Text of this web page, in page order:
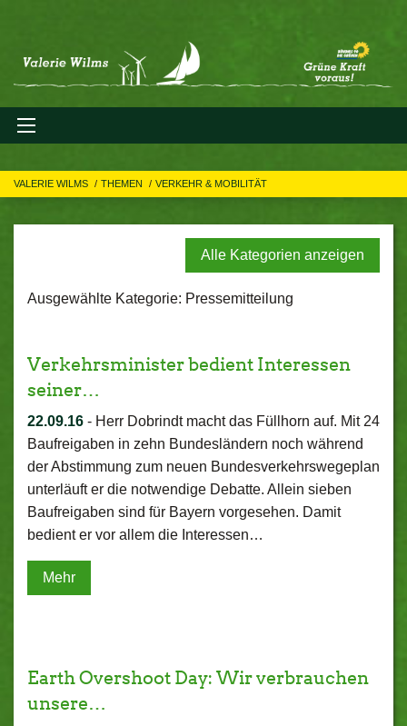
VALERIE WILMS THEMEN VERKEHR & MOBILITÄT
Alle Kategorien anzeigen
Ausgewählte Kategorie: Pressemitteilung
Verkehrsminister bedient Interessen
seiner…
22.09.16 - Herr Dobrindt macht das Füllhorn auf. Mit 24
Baufreigaben in zehn Bundesländern noch während
der Abstimmung zum neuen Bundesverkehrswegeplan
unterläuft er die notwendige Debatte. Allein sieben
Baufreigaben sind für Bayern vorgesehen. Damit
bedient er vor allem die Interessen…
Mehr
Earth Overshoot Day: Wir verbrauchen
unsere…